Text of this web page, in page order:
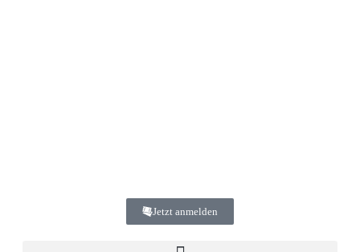
Jetzt anmelden